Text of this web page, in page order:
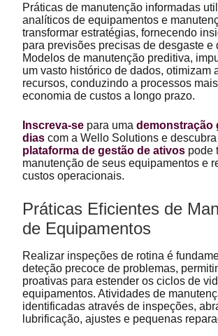
Práticas de manutenção informadas
analíticos de equipamentos e
transformar estratégias, fornecendo
para previsões precisas de desgaste e
Modelos de manutenção preditiva,
um vasto histórico de dados, otimizam
recursos, conduzindo a processos
economia de custos a longo prazo.
Inscreva-se para uma demonstração
dias com a Wello Solutions e
plataforma de gestão de ativos pode
manutenção de seus equipamentos e
custos operacionais.
Práticas Eficientes de
de Equipamentos
Realizar inspeções de rotina é
deteção precoce de problemas,
proativas para estender os ciclos de
equipamentos. Atividades de
identificadas através de inspeções,
lubrificação, ajustes e pequenas